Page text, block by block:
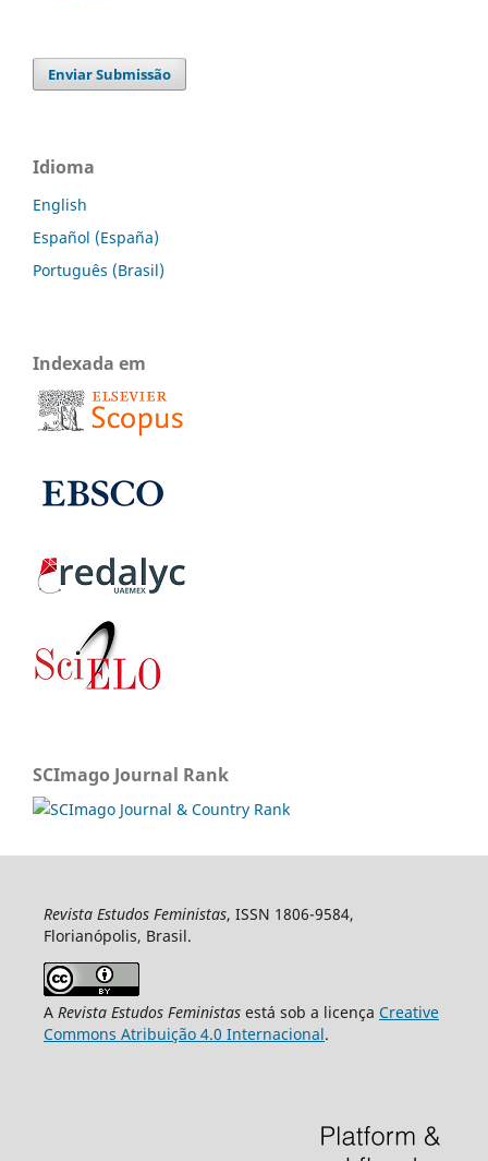
Enviar Submissão
Idioma
English
Español (España)
Português (Brasil)
Indexada em
SCImago Journal Rank
Revista Estudos Feministas, ISSN 1806-9584,
Florianópolis, Brasil.
A Revista Estudos Feministasestá sob a licença Creative
Commons Atribuição 4.0 Internacional.